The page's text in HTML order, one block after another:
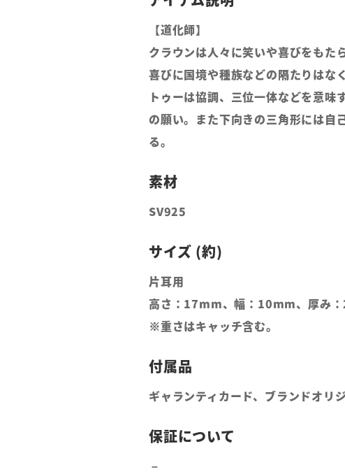
【道化師】
クラウンは人々に笑いや喜びをもた
喜びに国境や種族などの隔たりはな
トゥーは協調、三位一体などを意味
の願い。また下向きの三角形には自
る。
SV925
片耳用
高さ：17mm、幅：10mm、厚み
※重さはキャッチ含む。
ギャランティカード、ブランドオリ